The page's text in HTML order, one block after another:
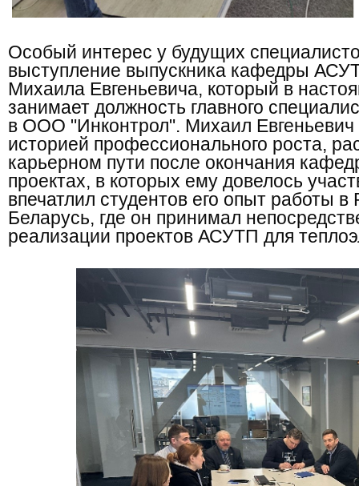
Особый интерес у будущих
выступление выпускника кафедры
Михаила Евгеньевича, который в
занимает должность главного
в ООО "Инконтрол". Михаил Евгеньевич
историей профессионального роста,
карьерном пути после окончания
проектах, в которых ему довелось
впечатлил студентов его опыт работы в
Беларусь, где он принимал
реализации проектов АСУТП для